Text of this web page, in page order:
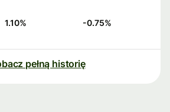
1.10% -0.75%
pełną historię